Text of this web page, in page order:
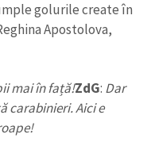
golurile create în
Apostolova,
mai în față!ZdG: Dar
carabinieri. Aici e